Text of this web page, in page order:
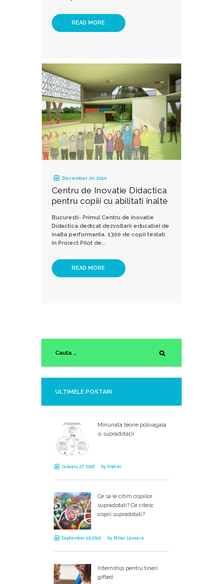
READ MORE
December 20, 2010
Centru de Inovatie Didactica
pentru copiii cu abilitati inalte
Bucuresti- Primul Centru de Inovatie
Didactica dedicat dezvoltarii educatiei de
inalta performanta. 1300 de copii testati
in Proiect Pilot de...
READ MORE
ULTIMELE POSTARI
Minunata teorie polivagala
si supradotații
January 27, 2026 byAndrei
Ce sa le citim copiilor
supradotati? Ce citesc
copiii supradotati?
September 29, 2025 by Mihai Lansare
Internship pentru tineri
gifted